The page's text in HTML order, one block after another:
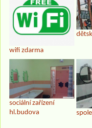
wifi zdarma
sociální zařízení
hl.budova